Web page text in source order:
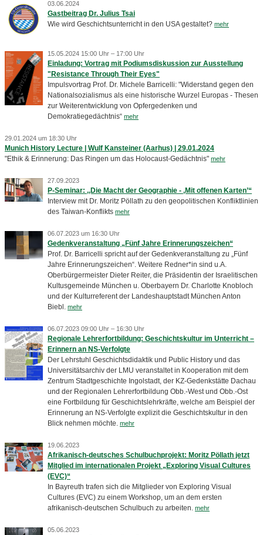
03.06.2024
Gastbeitrag Dr. Julius Tsai
Wie wird Geschichtsunterricht in den USA gestaltet? mehr
15.05.2024 15:00 Uhr – 17:00 Uhr
Einladung: Vortrag mit Podiumsdiskussion zur Ausstellung
"Resistance Through Their Eyes"
Impulsvortrag Prof. Dr. Michele Barricelli: "Widerstand gegen den
Nationalsozialismus als eine historische Wurzel Europas - Thesen
zur Weiterentwicklung von Opfergedenken und
Demokratiegedächtnis“ mehr
29.01.2024 um 18:30 Uhr
Munich History Lecture | Wulf Kansteiner (Aarhus) | 29.01.2024
"Ethik & Erinnerung: Das Ringen um das Holocaust-Gedächtnis" mehr
27.09.2023
P-Seminar: ,,Die Macht der Geographie - ,Mit offenen Karten’“
Interview mit Dr. Moritz Pöllath zu den geopolitischen Konfliktlinien
des Taiwan-Konflikts mehr
06.07.2023 um 16:30 Uhr
Gedenkveranstaltung „Fünf Jahre Erinnerungszeichen“
Prof. Dr. Barricelli spricht auf der Gedenkveranstaltung zu „Fünf
Jahre Erinnerungszeichen“. Weitere Redner*in sind u.A.
Oberbürgermeister Dieter Reiter, die Präsidentin der Israelitischen
Kultusgemeinde München u. Oberbayern Dr. Charlotte Knobloch
und der Kulturreferent der Landeshauptstadt München Anton
Biebl. mehr
06.07.2023 09:00 Uhr – 16:30 Uhr
Regionale Lehrerfortbildung: Geschichtskultur im Unterricht –
Erinnern an NS-Verfolgte
Der Lehrstuhl Geschichtsdidaktik und Public History und das
Universitätsarchiv der LMU veranstaltet in Kooperation mit dem
Zentrum Stadtgeschichte Ingolstadt, der KZ-Gedenkstätte Dachau
und der Regionalen Lehrerfortbildung Obb.-West und Obb.-Ost
eine Fortbildung für Geschichtslehrkräfte, welche am Beispiel der
Erinnerung an NS-Verfolgte explizit die Geschichtskultur in den
Blick nehmen möchte. mehr
19.06.2023
Afrikanisch-deutsches Schulbuchprojekt: Moritz Pöllath jetzt
Mitglied im internationalen Projekt „Exploring Visual Cultures
(EVC)“
In Bayreuth trafen sich die Mitglieder von Exploring Visual
Cultures (EVC) zu einem Workshop, um an dem ersten
afrikanisch-deutschen Schulbuch zu arbeiten. mehr
05.06.2023